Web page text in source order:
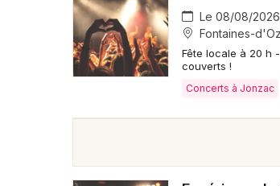
Le 08/08/2026
Fontaines-
Fête locale à 20 h
couverts !
Concerts à Jonzac